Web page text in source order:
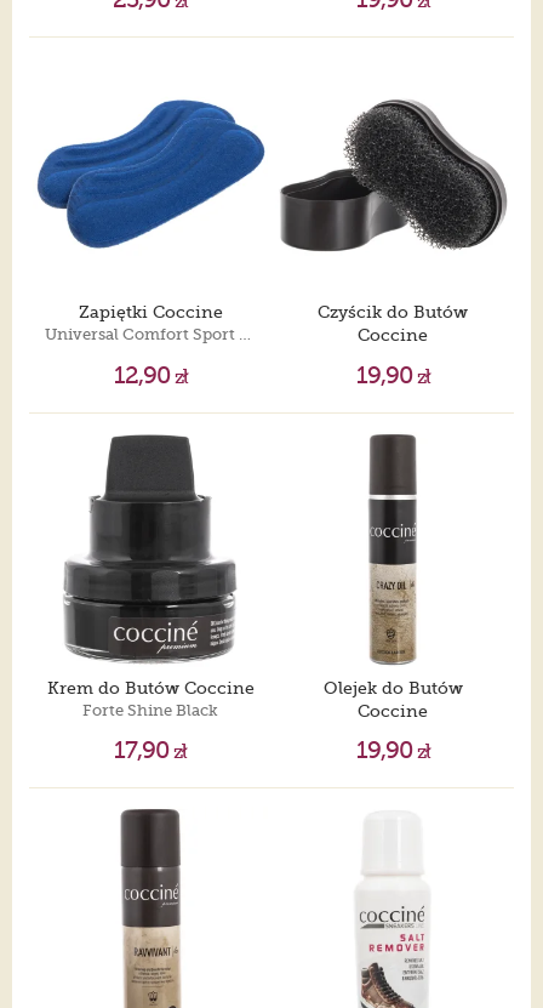
Zapiętki Coccine
Universal Comfort Sport Memory Foam
12,90zł
Czyścik do Butów
Coccine
19,90zł
Krem do Butów Coccine
Forte Shine Black
17,90zł
Olejek do Butów
Coccine
19,90zł